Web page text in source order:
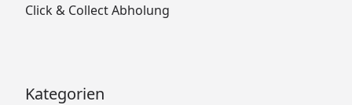
Click & Collect Abholung
Kategorien